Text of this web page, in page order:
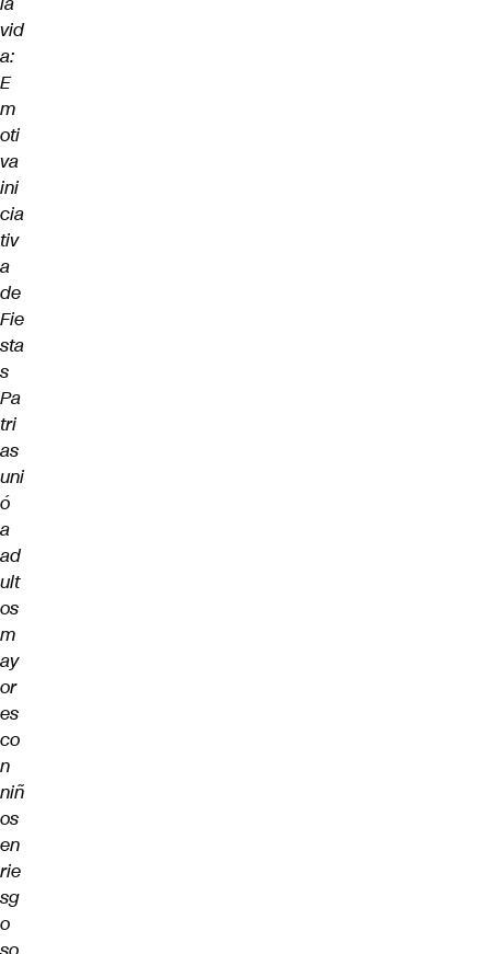
vid
a:
E
m
oti
va
ini
cia
tiv
a
de
Fie
sta
s
Pa
tri
as
uni
ó
a
ad
ult
os
m
ay
or
es
co
n
niñ
os
en
rie
sg
o